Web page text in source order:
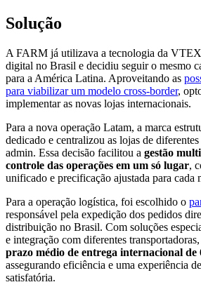
Solução
A FARM já utilizava a tecnologia da VTEX
digital no Brasil e decidiu seguir o mesmo
para a América Latina. Aproveitando as
para viabilizar um modelo cross-border,
implementar as novas lojas internacionais.
Para a nova operação Latam, a marca
dedicado e centralizou as lojas de
admin. Essa decisão facilitou a gestão
controle das operações em um só lugar,
unificado e precificação ajustada para cada
Para a operação logística, foi escolhido o
responsável pela expedição dos pedidos
distribuição no Brasil. Com soluções
e integração com diferentes
prazo médio de entrega internacional de
assegurando eficiência e uma experiência
satisfatória.